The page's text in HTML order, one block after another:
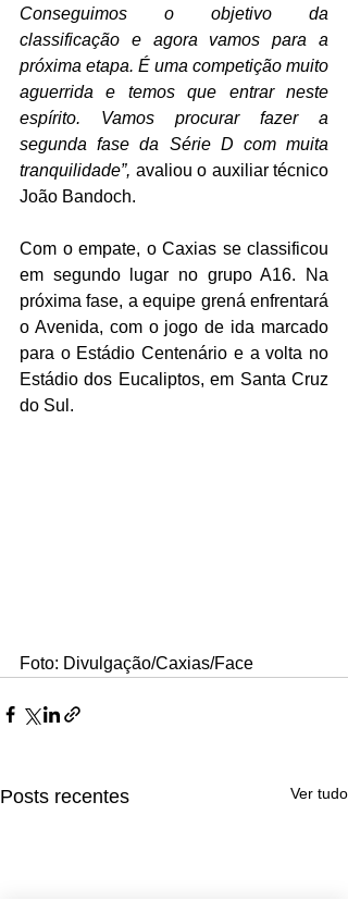
Conseguimos o objetivo da
classificação e agora vamos para a
próxima etapa. É uma competição muito
aguerrida e temos que entrar neste
espírito. Vamos procurar fazer a
segunda fase da Série D com muita
tranquilidade”, avaliou o auxiliar técnico
João Bandoch.
Com o empate, o Caxias se classificou
em segundo lugar no grupo A16. Na
próxima fase, a equipe grená enfrentará
o Avenida, com o jogo de ida marcado
para o Estádio Centenário e a volta no
Estádio dos Eucaliptos, em Santa Cruz
do Sul.
Foto: Divulgação/Caxias/Face
Posts recentes Ver tudo